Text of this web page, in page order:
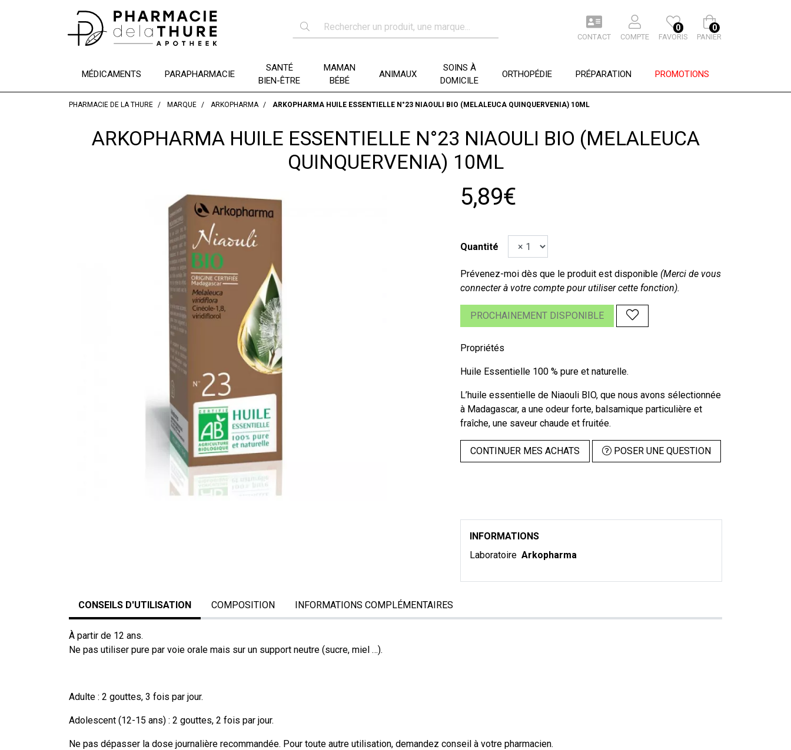
CONTACT COMPTE FAVORIS
0
PANIER
0
MÉDICAMENTS PARAPHARMACIE
SANTÉ
BIEN-ÊTRE
MAMAN
BÉBÉ
ANIMAUX
SOINS À
DOMICILE
ORTHOPÉDIE PRÉPARATION PROMOTIONS
PHARMACIE DE LA THURE MARQUE ARKOPHARMA ARKOPHARMA HUILE ESSENTIELLE N°23 NIAOULI BIO (MELALEUCA QUINQUERVENIA) 10ML
ARKOPHARMA HUILE ESSENTIELLE N°23 NIAOULI BIO (MELALEUCA
QUINQUERVENIA) 10ML
5,89€
Quantité
Prévenez-moi dès que le produit est disponible (Merci de vous
connecter à votre compte pour utiliser cette fonction).
PROCHAINEMENT DISPONIBLE
Propriétés
Huile Essentielle 100 % pure et naturelle.
L’huile essentielle de Niaouli BIO, que nous avons sélectionnée
à Madagascar, a une odeur forte, balsamique particulière et
fraîche, une saveur chaude et fruitée.
CONTINUER MES ACHATS POSER UNE QUESTION
INFORMATIONS
Laboratoire Arkopharma
CONSEILS D'UTILISATION COMPOSITION INFORMATIONS COMPLÉMENTAIRES
À partir de 12 ans.
Ne pas utiliser pure par voie orale mais sur un support neutre (sucre, miel …).
Adulte : 2 gouttes, 3 fois par jour.
Adolescent (12-15 ans) : 2 gouttes, 2 fois par jour.
Ne pas dépasser la dose journalière recommandée. Pour toute autre utilisation, demandez conseil à votre pharmacien.